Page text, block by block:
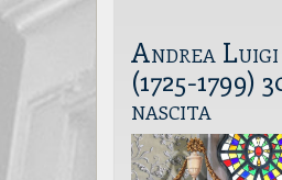
Andrea Luigi
(1725-1799)
nascita